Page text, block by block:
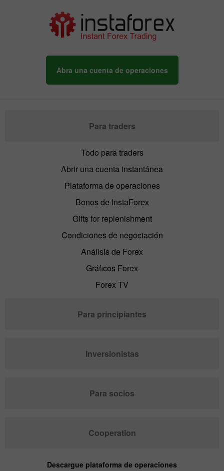
Abra una cuenta de operaciones
Para traders
Todo para traders
Abrir una cuenta instantánea
Plataforma de operaciones
Bonos de InstaForex
Gifts for replenishment
Condiciones de negociación
Análisis de Forex
Gráficos Forex
Forex TV
Para principiantes
Inversionistas
Para socios
Cooperation
Descargue plataforma de operaciones